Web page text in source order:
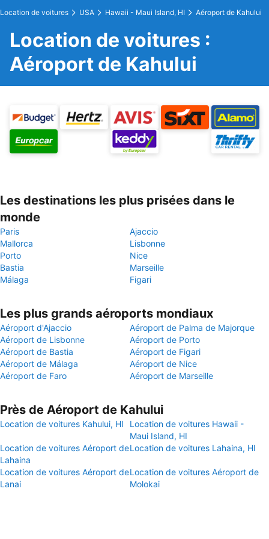
Location de voitures USA Hawaii - Maui Island, HI Aéroport de Kahului
Location de voitures :
Aéroport de Kahului
Les destinations les plus prisées dans le
monde
Paris
Ajaccio
Mallorca
Lisbonne
Porto
Nice
Bastia
Marseille
Málaga
Figari
Les plus grands aéroports mondiaux
Aéroport d'Ajaccio
Aéroport de Palma de Majorque
Aéroport de Lisbonne
Aéroport de Porto
Aéroport de Bastia
Aéroport de Figari
Aéroport de Málaga
Aéroport de Nice
Aéroport de Faro
Aéroport de Marseille
Près de Aéroport de Kahului
Location de voitures Kahului, HI
Location de voitures Hawaii -
Maui Island, HI
Location de voitures Aéroport de
Lahaina
Location de voitures Lahaina, HI
Location de voitures Aéroport de
Lanai
Location de voitures Aéroport de
Molokai